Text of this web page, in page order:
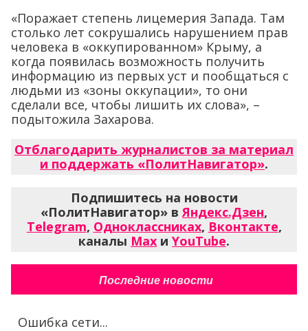
«Поражает степень лицемерия Запада. Там
столько лет сокрушались нарушением прав
человека в «оккупированном» Крыму, а
когда появилась возможность получить
информацию из первых уст и пообщаться с
людьми из «зоны оккупации», то они
сделали все, чтобы лишить их слова», –
подытожила Захарова.
Отблагодарить журналистов за материал
и поддержать «ПолитНавигатор».
Подпишитесь на новости
«ПолитНавигатор» вЯндекс.Дзен,
Telegram, Одноклассниках, Вконтакте,
каналы Max и YouTube.
Последние новости
Ошибка сети...